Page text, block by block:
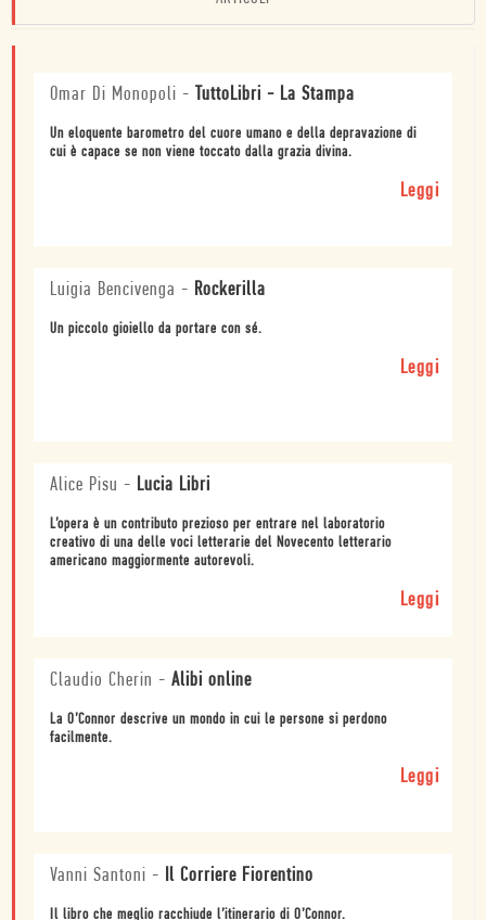
Omar Di Monopoli - TuttoLibri - La Stampa
Un eloquente barometro del cuore umano e della depravazione di
cui è capace se non viene toccato dalla grazia divina.
Leggi
Luigia Bencivenga - Rockerilla
Un piccolo gioiello da portare con sé.
Leggi
Alice Pisu - Lucia Libri
L’opera è un contributo prezioso per entrare nel laboratorio
creativo di una delle voci letterarie del Novecento letterario
americano maggiormente autorevoli.
Leggi
Claudio Cherin - Alibi online
La O’Connor descrive un mondo in cui le persone si perdono
facilmente.
Leggi
Vanni Santoni - Il Corriere Fiorentino
Il libro che meglio racchiude l’itinerario di O’Connor.